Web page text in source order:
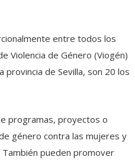
entre todos los
Violencia de Género (Viogén)
provincia de Sevilla, son 20 los
programas, proyectos o
género contra las mujeres y
pueden promover